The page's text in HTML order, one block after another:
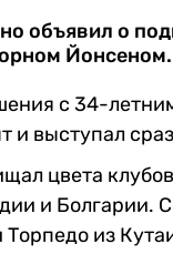
объявил о
Йонсеном.
с 34-
выступал
цвета
и Болгарии.
из